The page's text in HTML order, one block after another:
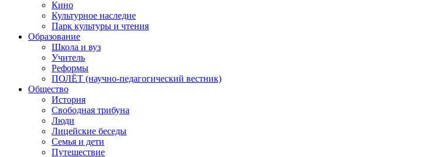
Кино
Культурное наследие
Парк культуры и чтения
Образование
Школа и вуз
Учитель
Реформы
ПОЛЁТ (научно-педагогический вестник)
Общество
История
Свободная трибуна
Люди
Лицейские беседы
Семья и дети
Путешествие